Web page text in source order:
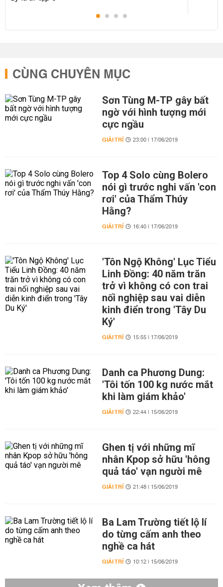
CÙNG CHUYÊN MỤC
Sơn Tùng M-TP gây bất
ngờ với hình tượng mới
cực ngầu
GIẢI TRÍ 23:00 | 17/06/2019
Top 4 Solo cùng Bolero
nói gì trước nghi vấn 'con
rơi' của Thẩm Thúy
Hằng?
GIẢI TRÍ 16:40 | 17/06/2019
'Tôn Ngộ Không' Lục Tiểu
Linh Đồng: 40 năm trăn
trở vì không có con trai
nối nghiệp sau vai diễn
kinh điển trong 'Tây Du
Ký'
GIẢI TRÍ 15:55 | 17/06/2019
Danh ca Phương Dung:
'Tôi tốn 100 kg nước mắt
khi làm giám khảo'
GIẢI TRÍ 22:44 | 15/06/2019
Ghen tị với những mĩ
nhân Kpop sở hữu 'hông
quả táo' vạn người mê
GIẢI TRÍ 21:48 | 15/06/2019
Ba Lam Trường tiết lộ lí
do từng cấm anh theo
nghề ca hát
GIẢI TRÍ 10:12 | 15/06/2019